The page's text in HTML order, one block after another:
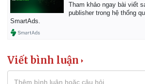
Tham khảo ngay bài viết
publisher trong hệ thống
SmartAds.
Viết bình luận